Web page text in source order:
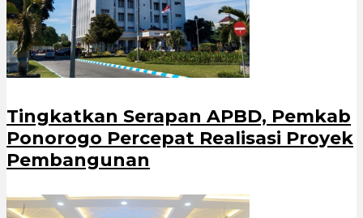
Tingkatkan Serapan APBD, Pemkab
Ponorogo Percepat Realisasi Proyek
Pembangunan